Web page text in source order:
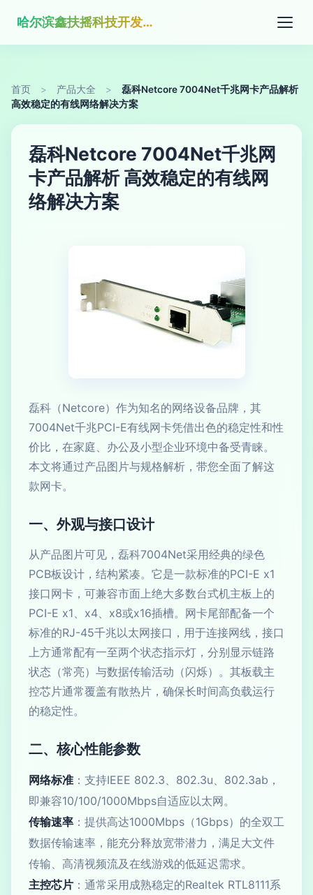
哈尔滨鑫扶摇科技开发有限公司
首页 > 产品大全 >
磊科Netcore 7004Net千兆网卡产品解析
高效稳定的有线网络解决方案
磊科Netcore 7004Net千兆网
卡产品解析 高效稳定的有线网
络解决方案
磊科（Netcore）作为知名的网络设备品牌，其
7004Net千兆PCI-E有线网卡凭借出色的稳定性和性
价比，在家庭、办公及小型企业环境中备受青睐。
本文将通过产品图片与规格解析，带您全面了解这
款网卡。
一、外观与接口设计
从产品图片可见，磊科7004Net采用经典的绿色
PCB板设计，结构紧凑。它是一款标准的PCI-E x1
接口网卡，可兼容市面上绝大多数台式机主板上的
PCI-E x1、x4、x8或x16插槽。网卡尾部配备一个
标准的RJ-45千兆以太网接口，用于连接网线，接口
上方通常配有一至两个状态指示灯，分别显示链路
状态（常亮）与数据传输活动（闪烁）。其板载主
控芯片通常覆盖有散热片，确保长时间高负载运行
的稳定性。
二、核心性能参数
网络标准 ：支持IEEE 802.3、802.3u、802.3ab，
即兼容10/100/1000Mbps自适应以太网。
传输速率 ：提供高达1000Mbps（1Gbps）的全双工
数据传输速率，能充分释放宽带潜力，满足大文件
传输、高清视频流及在线游戏的低延迟需求。
主控芯片 ：通常采用成熟稳定的Realtek RTL8111系